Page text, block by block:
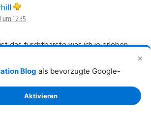
✕
Blog als bevorzugte Google-
Aktivieren
um 12:35
das furchtbarste was ich je erleben
eure Kommunikation, die Bekanntgabe
wichtigen Standardinfos zu viel zu
das Schlimmste ist die unnötige,
unserer Exemplare durch das
das eine Woche später ist